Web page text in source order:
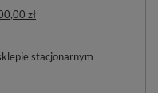
zł
stacjonarnym